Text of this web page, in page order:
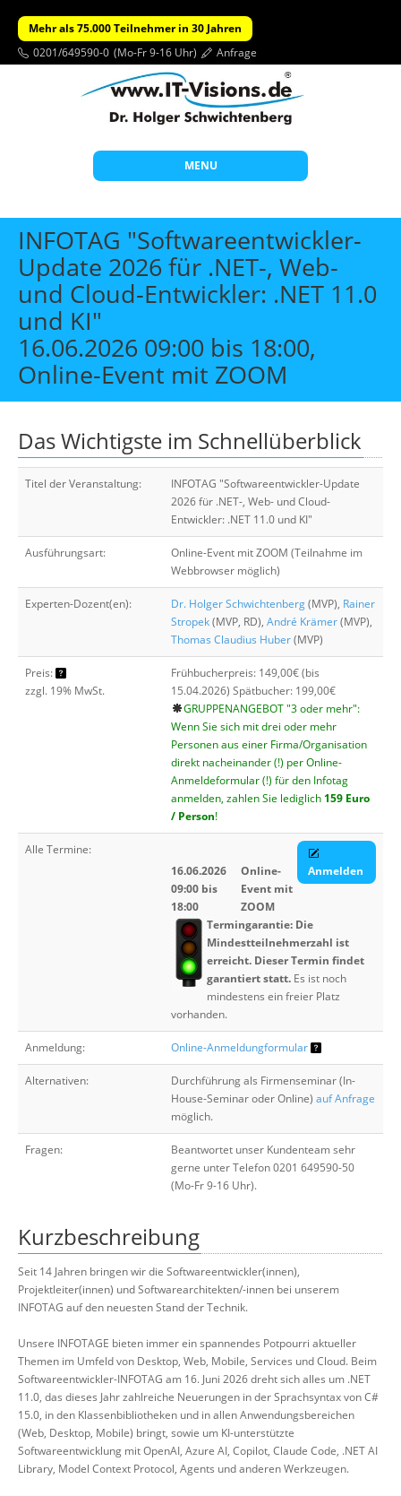
Mehr als 75.000 Teilnehmer in 30 Jahren
0201/649590-0 (Mo-Fr 9-16 Uhr) Anfrage
MENU
Start
Themen
Beratung
Offene Seminare
Wissen
Suche
INFOTAG "Softwareentwickler-
Update 2026 für .NET-, Web-
und Cloud-Entwickler: .NET 11.0
und KI"
16.06.2026 09:00 bis 18:00,
Online-Event mit ZOOM
Das Wichtigste im Schnellüberblick
Titel der Veranstaltung:
INFOTAG "Softwareentwickler-Update
2026 für .NET-, Web- und Cloud-
Entwickler: .NET 11.0 und KI"
Ausführungsart:
Online-Event mit ZOOM (Teilnahme im
Webbrowser möglich)
Experten-Dozent(en): Dr. Holger Schwichtenberg(MVP), Rainer
Stropek(MVP, RD), André Krämer(MVP),
Thomas Claudius Huber(MVP)
Preis:
zzgl. 19% MwSt.
Frühbucherpreis: 149,00€ (bis
15.04.2026) Spätbucher: 199,00€
GRUPPENANGEBOT "3 oder mehr":
Wenn Sie sich mit drei oder mehr
Personen aus einer Firma/Organisation
direkt nacheinander (!) per Online-
Anmeldeformular (!) für den Infotag
anmelden, zahlen Sie lediglich 159 Euro
/ Person!
Alle Termine:
16.06.2026
09:00 bis
18:00
Online-
Event mit
ZOOM
Anmelden
Termingarantie: Die
Mindestteilnehmerzahl ist
erreicht. Dieser Termin findet
garantiert statt. Es ist noch
mindestens ein freier Platz
vorhanden.
Anmeldung: Online-Anmeldungformular
Alternativen:
Durchführung als Firmenseminar (In-
House-Seminar oder Online) auf Anfrage
möglich.
Fragen:
Beantwortet unser Kundenteam sehr
gerne unter Telefon 0201 649590-50
(Mo-Fr 9-16 Uhr).
Kurzbeschreibung
Seit 14 Jahren bringen wir die Softwareentwickler(innen),
Projektleiter(innen) und Softwarearchitekten/-innen bei unserem
INFOTAG auf den neuesten Stand der Technik.
Unsere INFOTAGE bieten immer ein spannendes Potpourri aktueller
Themen im Umfeld von Desktop, Web, Mobile, Services und Cloud. Beim
Softwareentwickler-INFOTAG am 16. Juni 2026 dreht sich alles um .NET
11.0, das dieses Jahr zahlreiche Neuerungen in der Sprachsyntax von C#
15.0, in den Klassenbibliotheken und in allen Anwendungsbereichen
(Web, Desktop, Mobile) bringt, sowie um KI-unterstützte
Softwareentwicklung mit OpenAI, Azure AI, Copilot, Claude Code, .NET AI
Library, Model Context Protocol, Agents und anderen Werkzeugen.